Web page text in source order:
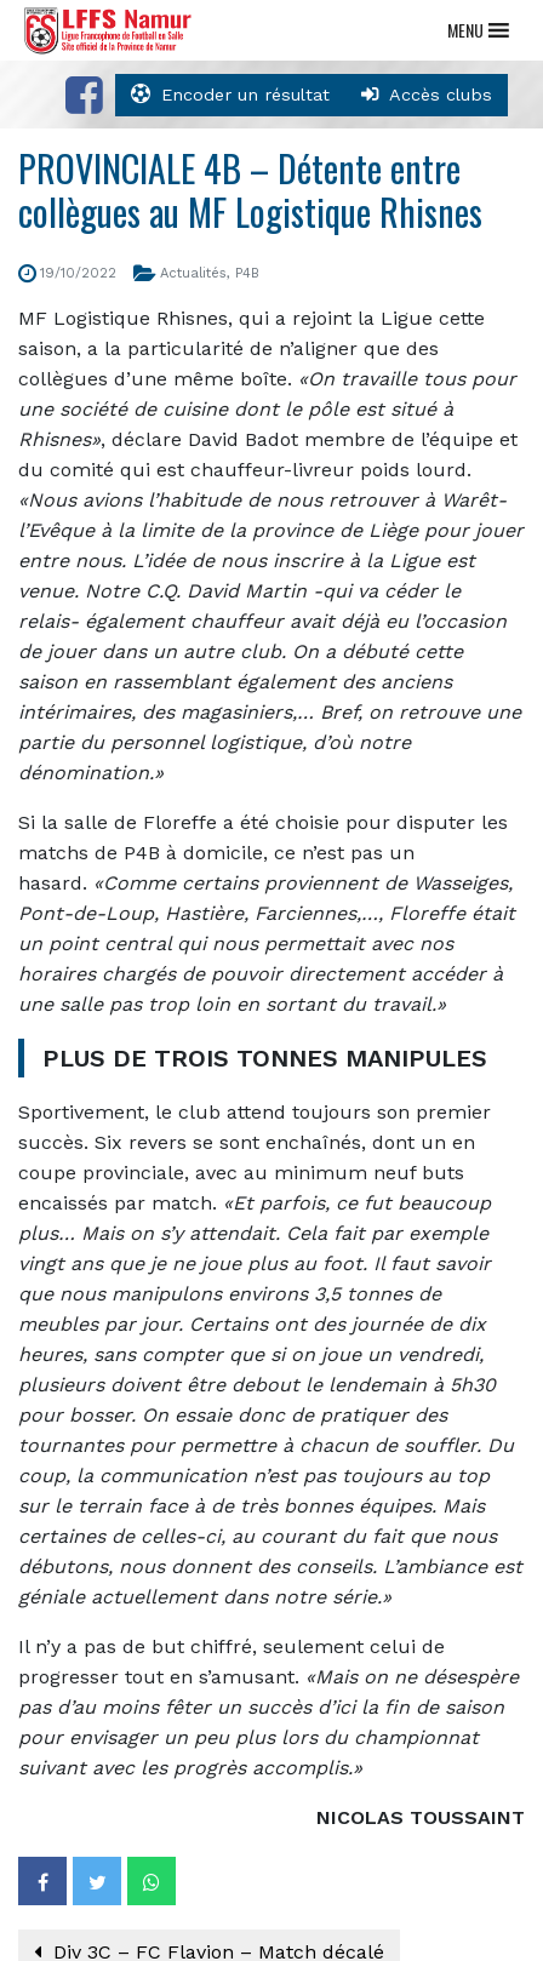
Encoder un résultat Accès clubs
MENU
PROVINCIALE 4B – Détente entre
collègues au MF Logistique Rhisnes
19/10/2022 Actualités, P4B
MF Logistique Rhisnes, qui a rejoint la Ligue cette
saison, a la particularité de n’aligner que des
collègues d’une même boîte. «On travaille tous pour
une société de cuisine dont le pôle est situé à
Rhisnes», déclare David Badot membre de l’équipe et
du comité qui est chauffeur-livreur poids lourd.
«Nous avions l’habitude de nous retrouver à Warêt-
l’Evêque à la limite de la province de Liège pour jouer
entre nous. L’idée de nous inscrire à la Ligue est
venue. Notre C.Q. David Martin -qui va céder le
relais- également chauffeur avait déjà eu l’occasion
de jouer dans un autre club. On a débuté cette
saison en rassemblant également des anciens
intérimaires, des magasiniers,… Bref, on retrouve une
partie du personnel logistique, d’où notre
dénomination.»
Si la salle de Floreffe a été choisie pour disputer les
matchs de P4B à domicile, ce n’est pas un
hasard. «Comme certains proviennent de Wasseiges,
Pont-de-Loup, Hastière, Farciennes,…, Floreffe était
un point central qui nous permettait avec nos
horaires chargés de pouvoir directement accéder à
une salle pas trop loin en sortant du travail.»
PLUS DE TROIS TONNES MANIPULES
Sportivement, le club attend toujours son premier
succès. Six revers se sont enchaînés, dont un en
coupe provinciale, avec au minimum neuf buts
encaissés par match. «Et parfois, ce fut beaucoup
plus… Mais on s’y attendait. Cela fait par exemple
vingt ans que je ne joue plus au foot. Il faut savoir
que nous manipulons environs 3,5 tonnes de
meubles par jour. Certains ont des journée de dix
heures, sans compter que si on joue un vendredi,
plusieurs doivent être debout le lendemain à 5h30
pour bosser. On essaie donc de pratiquer des
tournantes pour permettre à chacun de souffler. Du
coup, la communication n’est pas toujours au top
sur le terrain face à de très bonnes équipes. Mais
certaines de celles-ci, au courant du fait que nous
débutons, nous donnent des conseils. L’ambiance est
géniale actuellement dans notre série.»
Il n’y a pas de but chiffré, seulement celui de
progresser tout en s’amusant. «Mais on ne désespère
pas d’au moins fêter un succès d’ici la fin de saison
pour envisager un peu plus lors du championnat
suivant avec les progrès accomplis.»
NICOLAS TOUSSAINT
Div 3C – FC Flavion – Match décalé